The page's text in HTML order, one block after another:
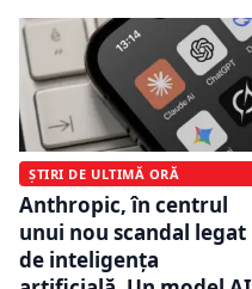
ȘTIRI DE ULTIMĂ ORĂ
Anthropic, în centrul
unui nou scandal legat
de inteligența